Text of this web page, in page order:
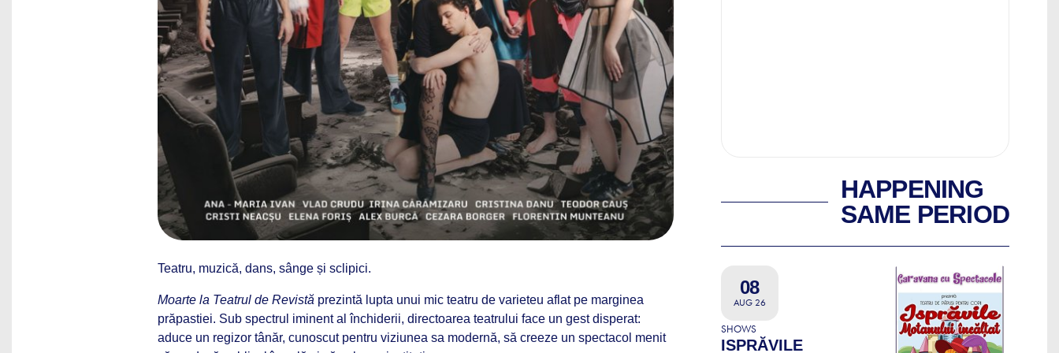
Teatru, muzică, dans, sânge și sclipici.
Moarte la Teatrul de Revistă prezintă lupta unui mic teatru de varieteu aflat pe marginea
prăpastiei. Sub spectrul iminent al închiderii, directoarea teatrului face un gest disperat:
aduce un regizor tânăr, cunoscut pentru viziunea sa modernă, să creeze un spectacol menit
HAPPENING
SAME PERIOD
08
AUG 26
SHOWS
ISPRĂVILE